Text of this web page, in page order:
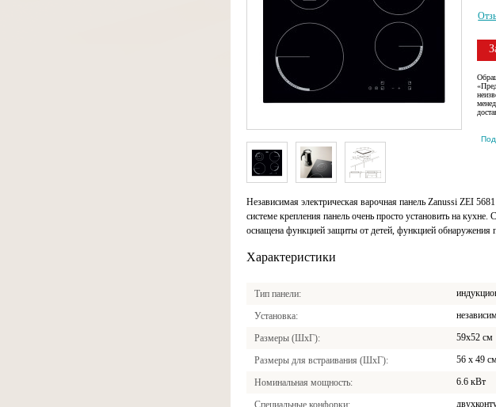
Независимая электрическая варочная панель Zanussi ZEI
системе крепления панель очень просто установить на
оснащена функцией защиты от детей, функцией
Характеристики
Тип панели
Установка
Размеры (ШхГ) 59х52 см
Размеры для встраивания (ШхГ) 56 x 49
Номинальная мощность 6.6 кВт